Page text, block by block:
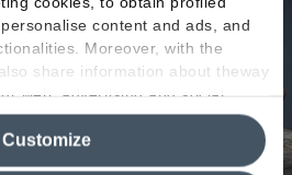
content and ads, and
Moreover, with the
share information about theway
web, advertising and social
who may combine itwith other
By closing this banner,
be possible tocontinue browsing
Customize